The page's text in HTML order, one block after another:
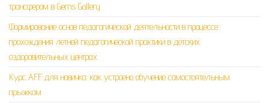
трансфером в Gems Gallery
Формирование основ педагогической деятельности в процессе
прохождения летней педагогической практики в детских
оздоровительных центрах
Курс AFF для новичка: как устроено обучение самостоятельным
прыжкам